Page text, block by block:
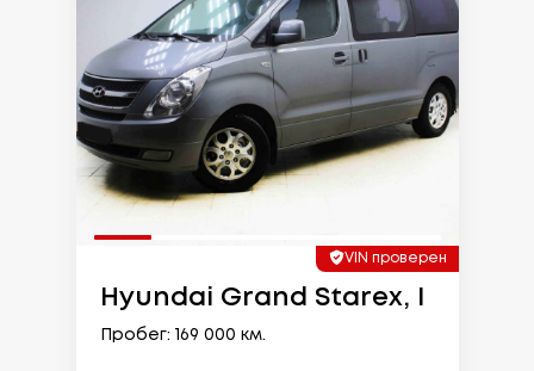
VIN проверен
Hyundai Grand Starex, I
Пробег: 169 000 км.